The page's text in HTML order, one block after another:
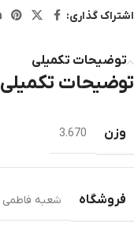
اشتراک گذاری:
توضیحات تکمیلی
توضیحات تکمیلی
وزن 3.670
فروشگاه شعبه فاطمی